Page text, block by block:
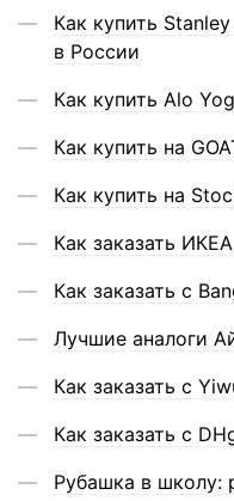
Как купить
в России
Как купить Alo
Как купить на
Как купить на
Как заказать
Как заказать с
Лучшие аналоги
Как заказать с
Как заказать с
Рубашка в школу: